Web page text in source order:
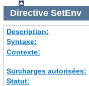
Directive SetEnv
Description:
Syntaxe:
Contexte:
Surcharges autorisées:
Statut: